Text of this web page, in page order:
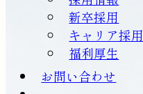
新卒採用
キャリア採用
福利厚生
お問い合わせ